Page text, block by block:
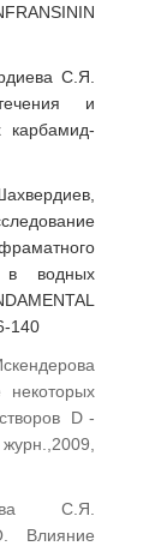
С.Я.
и
карбамид-
в водных
140
D -
С.Я.
Влияние